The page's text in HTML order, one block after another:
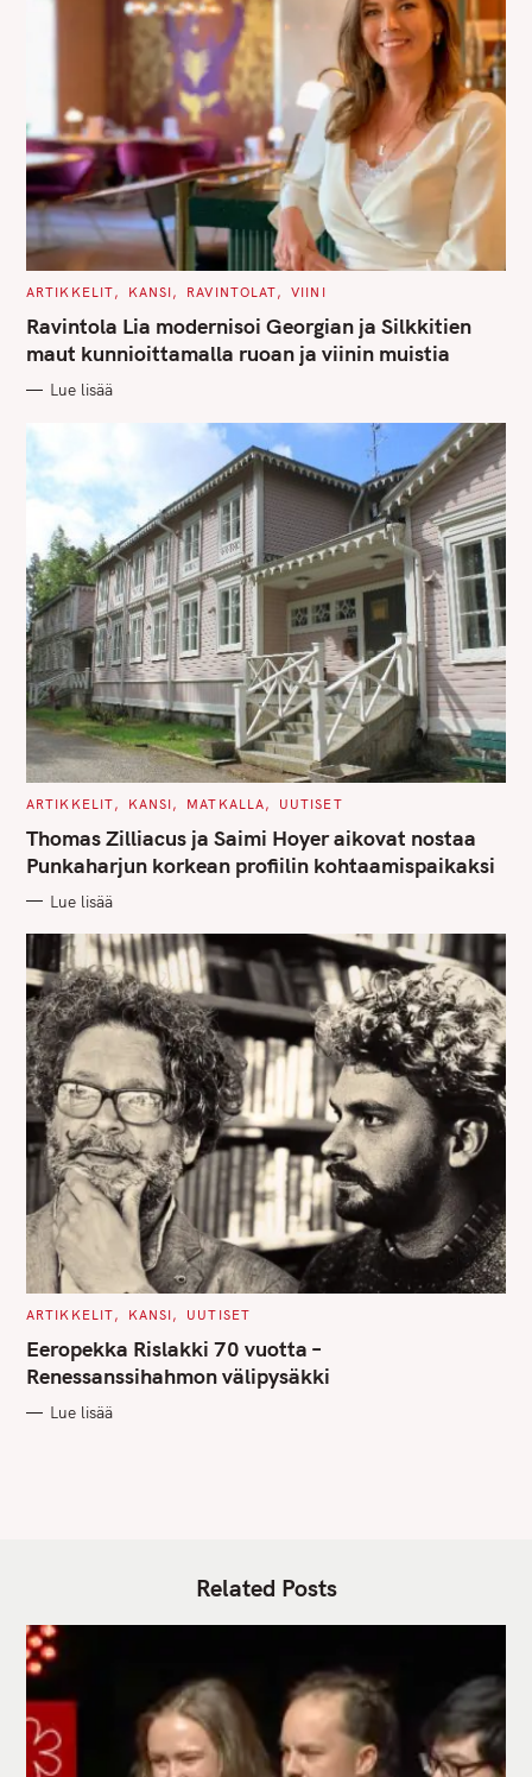
C
T
E
G
O
I
ARTIKKELIT KANSI RAVINTOLAT VIINI
Ravintola Lia modernisoi Georgian ja Silkkitien
maut kunnioittamalla ruoan ja viinin muistia
Lue lisää
C
T
E
G
O
I
S
ARTIKKELIT KANSI MATKALLA UUTISET
Thomas Zilliacus ja Saimi Hoyer aikovat nostaa
Punkaharjun korkean profiilin kohtaamispaikaksi
Lue lisää
C
T
E
G
O
I
ARTIKKELIT KANSI UUTISET
Eeropekka Rislakki 70 vuotta –
Renessanssihahmon välipysäkki
Lue lisää
Related Posts